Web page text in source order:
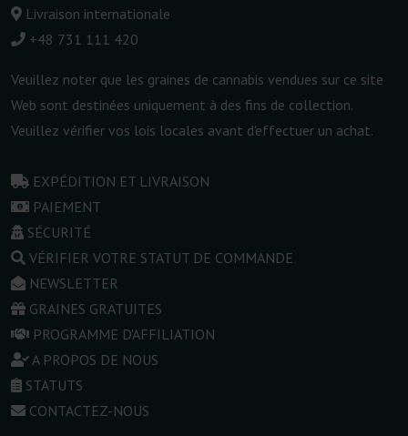
Livraison internationale
+48 731 111 420
Veuillez noter que les graines de cannabis vendues sur ce site
Web sont destinées uniquement à des fins de collection.
Veuillez vérifier vos lois locales avant d'effectuer un achat.
EXPÉDITION ET LIVRAISON
PAIEMENT
SÉCURITÉ
VÉRIFIER VOTRE STATUT DE COMMANDE
NEWSLETTER
GRAINES GRATUITES
PROGRAMME D'AFFILIATION
A PROPOS DE NOUS
STATUTS
CONTACTEZ-NOUS